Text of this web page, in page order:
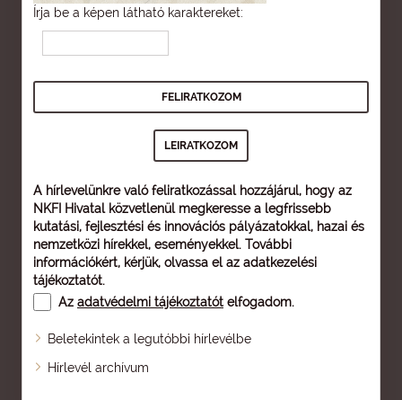
Írja be a képen látható karaktereket:
A hírlevelünkre való feliratkozással hozzájárul, hogy az
NKFI Hivatal közvetlenül megkeresse a legfrissebb
kutatási, fejlesztési és innovációs pályázatokkal, hazai és
nemzetközi hírekkel, eseményekkel. További
információkért, kérjük, olvassa el az adatkezelési
tájékoztatót.
Az adatvédelmi tájékoztatót elfogadom.
Beletekintek a legutóbbi hírlevélbe
Hírlevél archívum
Oldaltérkép